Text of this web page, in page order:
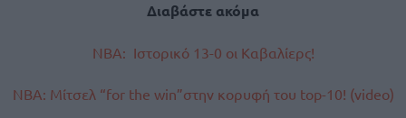
Διαβάστε ακόμα
NBA: Iστορικό 13-0 οι Καβαλίερς!
NBA: Μίτσελ “for the win”στην κορυφή του top-10! (video)